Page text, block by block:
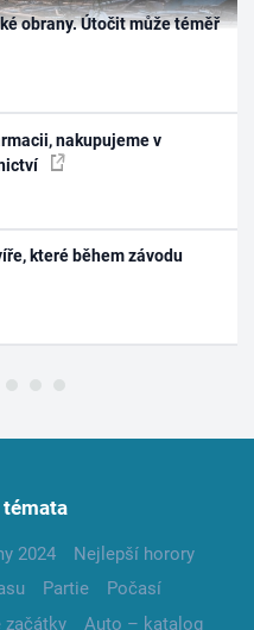
obrany. Útočit může téměř
nakupujeme v
které během závodu
2024
Nejlepší horory
Partie
Počasí
začátky
Auto – katalog